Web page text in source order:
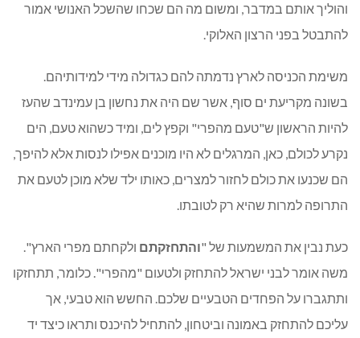
והוליך אותם במדבר, ומשום מה הם שכחו שהשכל האנושי אמור
להתבטל בפני הרצון האלוקי.
משימת הכניסה לארץ נדמתה להם כגדולה מידי למידותיהם.
בשונה מקריעת ים סוף, אשר שם היה את נחשון בן עמינדב שהעז
להיות הראשון ש"טעם מהפרי" וקפץ לים, ומיד כשהוא טעם, הים
נקרע לכולם, כאן, המרגלים לא היו מוכנים אפילו לנסות אלא להיפך,
הם שכנעו את כולם לחזור למצרים, כאותו ילד שלא מוכן לטעם את
התרופה למרות שהיא רק לטובתו.
כעת נבין את המשמעות של "והתחזקתם ולקחתם מפרי הארץ".
משה אומר לבני ישראל להתחזק ולטעום "מהפרי". כלומר, תתחזקו
ותתגברו על הפחדים הטבעיים שלכם. החשש הוא טבעי, אך
עליכם להתחזק באמונה וביטחון, להתחיל להיכנס ותראו כיצד יד